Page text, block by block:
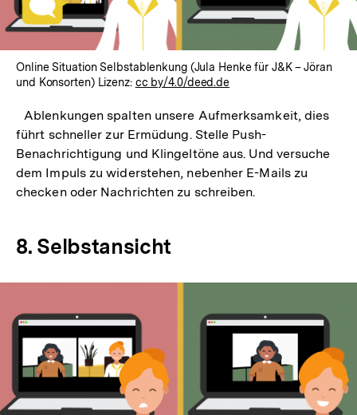
Online Situation Selbstablenkung (Jula Henke für J&K – Jöran
und Konsorten) Lizenz: cc by/4.0/deed.de
Ablenkungen spalten unsere Aufmerksamkeit, dies
führt schneller zur Ermüdung. Stelle Push-
Benachrichtigung und Klingeltöne aus. Und versuche
dem Impuls zu widerstehen, nebenher E-Mails zu
checken oder Nachrichten zu schreiben.
8. Selbstansicht